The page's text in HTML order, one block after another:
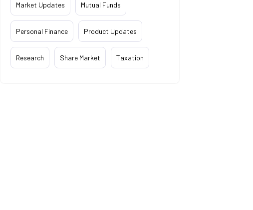
Market Updates Mutual Funds
Personal Finance Product Updates
Research Share Market Taxation